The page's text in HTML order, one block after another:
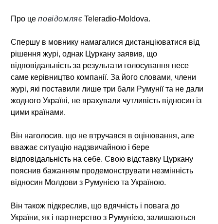
Про цеповідомляє Teleradio-Moldova.
Спершу в мовнику намагалися дистанціюватися від
рішення журі, однак Цуркану заявив, що
відповідальність за результати голосування несе
саме керівництво компанії. За його словами, члени
журі, які поставили лише три бали Румунії та не дали
жодного Україні, не врахували чутливість відносин із
цими країнами.
Він наголосив, що не втручався в оцінювання, але
вважає ситуацію надзвичайною і бере
відповідальність на себе. Свою відставку Цуркану
пояснив бажанням продемонструвати незмінність
відносин Молдови з Румунією та Україною.
Він також підкреслив, що вдячність і повага до
України, як і партнерство з Румунією, залишаються